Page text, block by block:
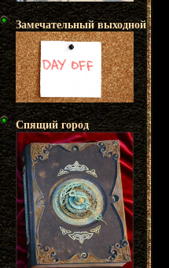
Замечательный выходной
Спящий город